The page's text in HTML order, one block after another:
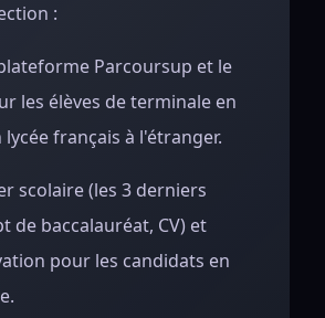
:
Parcoursup et le
les élèves de terminale en
français à l'étranger.
scolaire (les 3 derniers
de baccalauréat, CV) et
pour les candidats en